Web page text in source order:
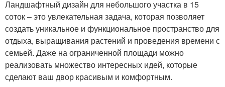
Ландшафтный дизайн для небольшого участка в 15
соток – это увлекательная задача, которая позволяет
создать уникальное и функциональное пространство для
отдыха, выращивания растений и проведения времени с
семьей. Даже на ограниченной площади можно
реализовать множество интересных идей, которые
сделают ваш двор красивым и комфортным.